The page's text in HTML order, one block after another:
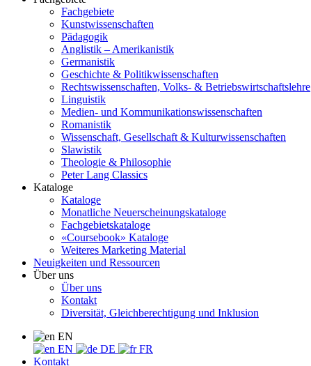
Fachgebiete
Kunstwissenschaften
Pädagogik
Anglistik – Amerikanistik
Germanistik
Geschichte & Politikwissenschaften
Rechtswissenschaften, Volks- & Betriebswirtschaftslehre
Linguistik
Medien- und Kommunikationswissenschaften
Romanistik
Wissenschaft, Gesellschaft & Kulturwissenschaften
Slawistik
Theologie & Philosophie
Peter Lang Classics
Kataloge
Kataloge
Monatliche Neuerscheinungskataloge
Fachgebietskataloge
«Coursebook» Kataloge
Weiteres Marketing Material
Neuigkeiten und Ressourcen
Über uns
Über uns
Kontakt
Diversität, Gleichberechtigung und Inklusion
EN
EN
DE
FR
Kontakt